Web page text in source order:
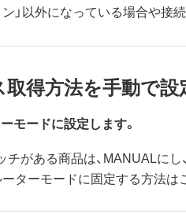
」以外になっている場合や接
得方法を手動で
モードに設定します。
がある商品は、MANUALに
ターモードに固定する方法